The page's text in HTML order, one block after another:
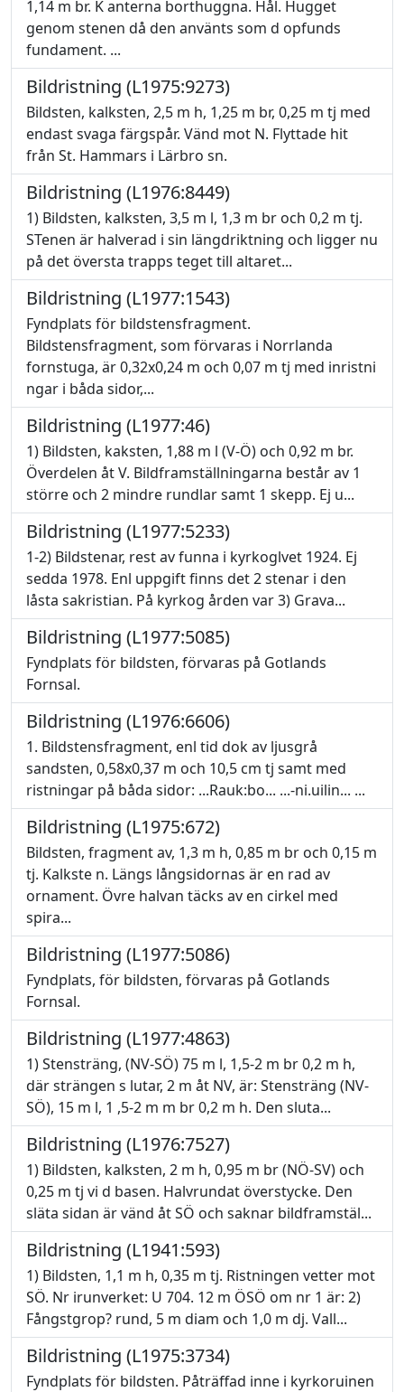
1,14 m br. K anterna borthuggna. Hål. Hugget
genom stenen då den använts som d opfunds
fundament. ...
Bildristning (L1975:9273)
Bildsten, kalksten, 2,5 m h, 1,25 m br, 0,25 m tj med
endast svaga färgspår. Vänd mot N. Flyttade hit
från St. Hammars i Lärbro sn.
Bildristning (L1976:8449)
1) Bildsten, kalksten, 3,5 m l, 1,3 m br och 0,2 m tj.
STenen är halverad i sin längdriktning och ligger nu
på det översta trapps teget till altaret...
Bildristning (L1977:1543)
Fyndplats för bildstensfragment.
Bildstensfragment, som förvaras i Norrlanda
fornstuga, är 0,32x0,24 m och 0,07 m tj med inristni
ngar i båda sidor,...
Bildristning (L1977:46)
1) Bildsten, kaksten, 1,88 m l (V-Ö) och 0,92 m br.
Överdelen åt V. Bildframställningarna består av 1
större och 2 mindre rundlar samt 1 skepp. Ej u...
Bildristning (L1977:5233)
1-2) Bildstenar, rest av funna i kyrkoglvet 1924. Ej
sedda 1978. Enl uppgift finns det 2 stenar i den
låsta sakristian. På kyrkog ården var 3) Grava...
Bildristning (L1977:5085)
Fyndplats för bildsten, förvaras på Gotlands
Fornsal.
Bildristning (L1976:6606)
1. Bildstensfragment, enl tid dok av ljusgrå
sandsten, 0,58x0,37 m och 10,5 cm tj samt med
ristningar på båda sidor: ...Rauk:bo... ...-ni.uilin... ...
Bildristning (L1975:672)
Bildsten, fragment av, 1,3 m h, 0,85 m br och 0,15 m
tj. Kalkste n. Längs långsidornas är en rad av
ornament. Övre halvan täcks av en cirkel med
spira...
Bildristning (L1977:5086)
Fyndplats, för bildsten, förvaras på Gotlands
Fornsal.
Bildristning (L1977:4863)
1) Stensträng, (NV-SÖ) 75 m l, 1,5-2 m br 0,2 m h,
där strängen s lutar, 2 m åt NV, är: Stensträng (NV-
SÖ), 15 m l, 1 ,5-2 m m br 0,2 m h. Den sluta...
Bildristning (L1976:7527)
1) Bildsten, kalksten, 2 m h, 0,95 m br (NÖ-SV) och
0,25 m tj vi d basen. Halvrundat överstycke. Den
släta sidan är vänd åt SÖ och saknar bildframstäl...
Bildristning (L1941:593)
1) Bildsten, 1,1 m h, 0,35 m tj. Ristningen vetter mot
SÖ. Nr irunverket: U 704. 12 m ÖSÖ om nr 1 är: 2)
Fångstgrop? rund, 5 m diam och 1,0 m dj. Vall...
Bildristning (L1975:3734)
Fyndplats för bildsten. Påträffad inne i kyrkoruinen